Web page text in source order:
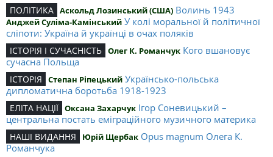
ПОЛІТИКА Аскольд Лозинський (США) Волинь 1943
Анджей Суліма-Камінський У колі моральної й політичної
сліпоти: Україна й українці в очах поляків
ІСТОРІЯ І СУЧАСНІСТЬ Олег К. Романчук Кого вшановує
сучасна Польща
ІСТОРІЯ Степан Ріпецький Українсько-польська
дипломатична боротьба 1918-1923
ЕЛІТА НАЦІЇ Оксана Захарчук Ігор Соневицький –
центральна постать еміграційного музичного материка
НАШІ ВИДАННЯ Юрій Щербак Opus magnum Олега К.
Романчука